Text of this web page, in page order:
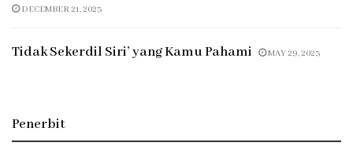
DECEMBER 21, 2023
Tidak Sekerdil Siri’ yang Kamu Pahami MAY 29, 2023
Penerbit